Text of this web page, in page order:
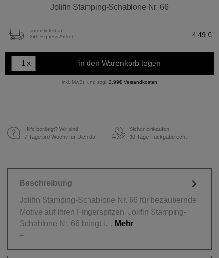
Jolifin Stamping-Schablone Nr. 66
sofort lieferbar!
24h Express Artikel
4,49 €
x in den Warenkorb legen
inkl. MwSt. und zzgl. 2,99€ Versandkosten
Hilfe benötigt? Wir sind
7 Tage pro Woche für Dich da.
€
Sicher einkaufen.
30 Tage Rückgaberecht
Beschreibung
Jolifin Stamping-Schablone Nr. 66 für bezaubernde
Motive auf Ihren Fingerspitzen Jolifin Stamping-
Schablone Nr. 66 bringt i… Mehr